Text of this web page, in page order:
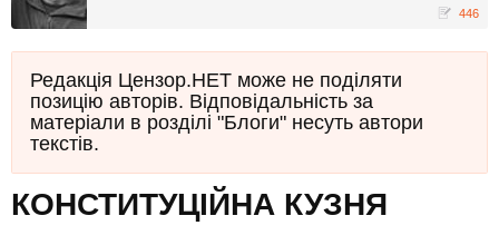
446
Редакція Цензор.НЕТ може не поділяти
позицію авторів. Відповідальність за
матеріали в розділі "Блоги" несуть автори
текстів.
КОНСТИТУЦІЙНА КУЗНЯ